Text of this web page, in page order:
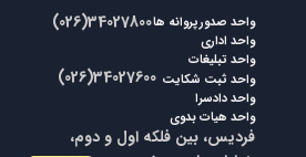
​​(026)34027800
​​(026)34027600
واحد صدورپروانه ها
واحد اداری
واحد تبلیغات
واحد ثبت شکایت
واحد دادسرا
واحد هیات بدوی
فردیس، بین فلکه اول و دوم،